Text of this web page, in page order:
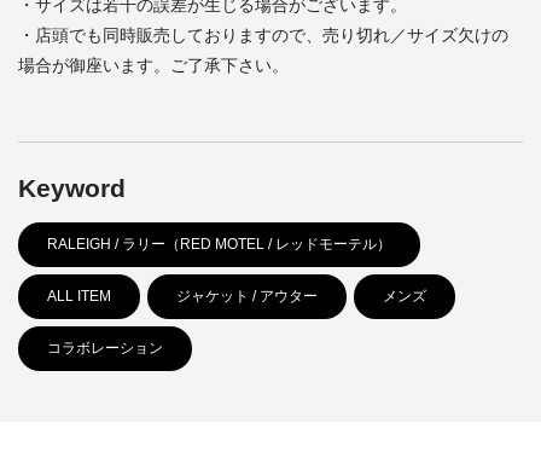
・サイズは若干の誤差が生じる場合がございます。
・店頭でも同時販売しておりますので、売り切れ／サイズ欠けの
場合が御座います。ご了承下さい。
Keyword
RALEIGH / ラリー（RED MOTEL / レッドモーテル）
ALL ITEM ジャケット / アウター メンズ
コラボレーション